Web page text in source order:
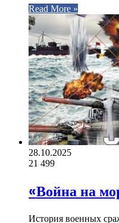
Read More »
28.10.2025
21 499
«Война на
История военных